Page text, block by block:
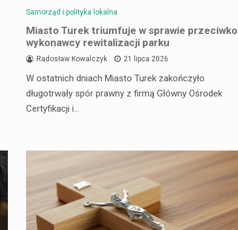
Samorząd i polityka lokalna
Miasto Turek triumfuje w sprawie przeciwko
wykonawcy rewitalizacji parku
Radosław Kowalczyk 21 lipca 2026
W ostatnich dniach Miasto Turek zakończyło
długotrwały spór prawny z firmą Główny Ośrodek
Certyfikacji i…